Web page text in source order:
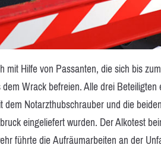
mit Hilfe von Passanten, die sich bis
Wrack befreien. Alle drei
Notarzthubschrauber und die
eingeliefert wurden. Der Alkotest
führte die Aufräumarbeiten an der